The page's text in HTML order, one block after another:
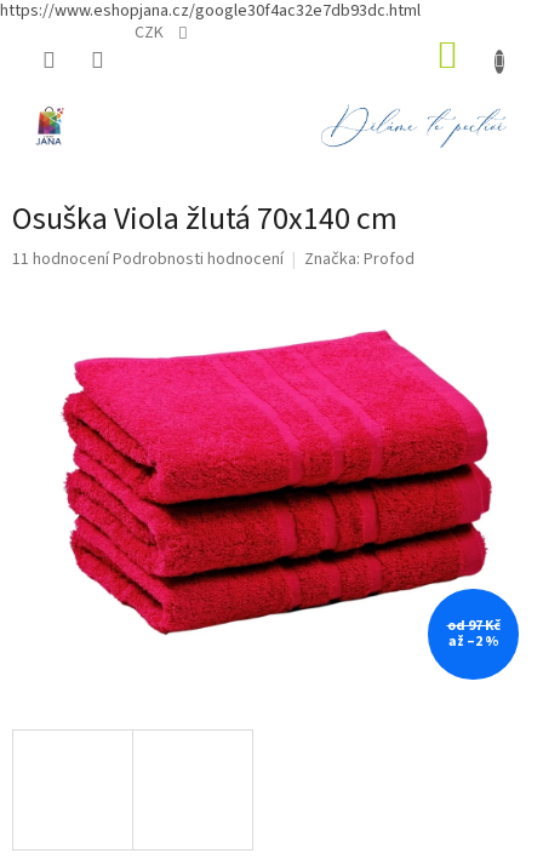
https://www.eshopjana.cz/google30f4ac32e7db93dc.html
CZK
Osuška Viola žlutá 70x140 cm
Průměrné
hvězdiček.
11 hodnoceníPodrobnosti hodnocení Značka: Profod
od 97 Kč
až –2 %